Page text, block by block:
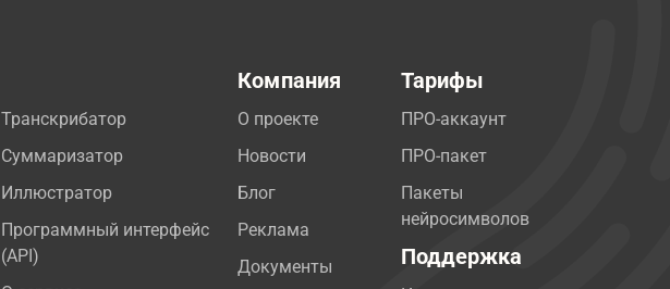
Транскрибатор
Суммаризатор
Иллюстратор
Программный интерфейс
(API)
Компания
О проекте
Новости
Блог
Реклама
Документы
Тарифы
ПРО-аккаунт
ПРО-пакет
Пакеты
нейросимволов
Поддержка